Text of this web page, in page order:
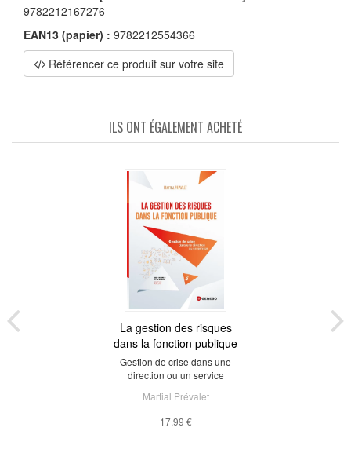
9782212167276
EAN13 (papier) : 9782212554366
Référencer ce produit sur votre site
ILS ONT ÉGALEMENT ACHETÉ
La gestion des risques
dans la fonction publique
Gestion de crise dans une
direction ou un service
Martial Prévalet
17,99 €